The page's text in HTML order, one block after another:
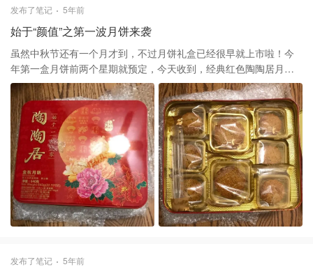
发布了笔记 5年前
始于“颜值”之第一波月饼来袭
虽然中秋节还有一个月才到，不过月饼礼盒已经很早就上市啦！今
年第一盒月饼前两个星期就预定，今天收到，经典红色陶陶居月饼
🥮，预热下气氛，先尝为快😋 一盒总共有八块，三种不同夹心，分
别是蛋黄白莲蓉两块，纯红莲蓉三块，纯红豆沙三块，蛋黄莲蓉会
稍微偏大点！这几个口味是个人比较喜欢的，吃的时候都会搭配一
杯清茶🍵解腻，味道挺好
发布了笔记 5年前